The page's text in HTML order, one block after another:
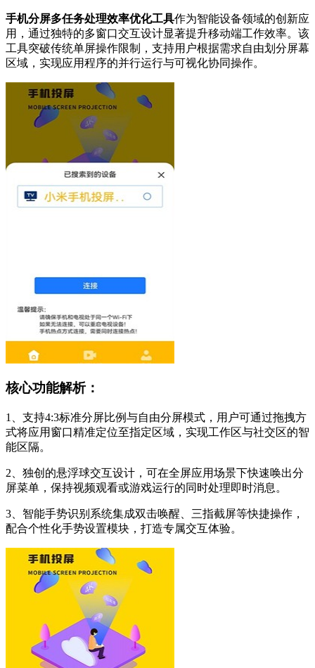
手机分屏多任务处理效率优化工具作为智能设备领域的创新应
用，通过独特的多窗口交互设计显著提升移动端工作效率。该
工具突破传统单屏操作限制，支持用户根据需求自由划分屏幕
区域，实现应用程序的并行运行与可视化协同操作。
核心功能解析：
1、支持4:3标准分屏比例与自由分屏模式，用户可通过拖拽方
式将应用窗口精准定位至指定区域，实现工作区与社交区的智
能区隔。
2、独创的悬浮球交互设计，可在全屏应用场景下快速唤出分
屏菜单，保持视频观看或游戏运行的同时处理即时消息。
3、智能手势识别系统集成双击唤醒、三指截屏等快捷操作，
配合个性化手势设置模块，打造专属交互体验。